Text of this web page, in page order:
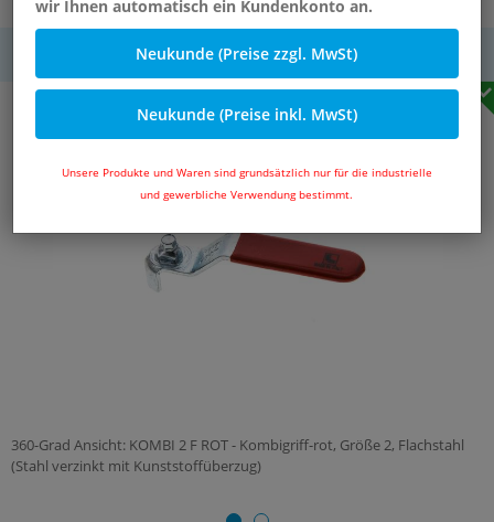
wir Ihnen automatisch ein Kundenkonto an.
Neukunde (Preise zzgl. MwSt)
Neukunde (Preise inkl. MwSt)
Unsere Produkte und Waren sind grundsätzlich nur für die industrielle
und gewerbliche Verwendung bestimmt.
360-Grad Ansicht: KOMBI 2 F ROT - Kombigriff-rot, Größe 2, Flachstahl
(Stahl verzinkt mit Kunststoffüberzug)